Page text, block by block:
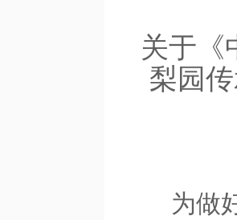
关于《
梨园
为做